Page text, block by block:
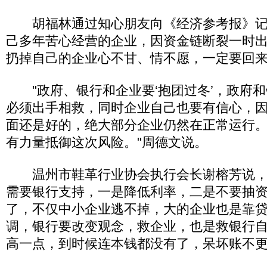
胡福林通过知心朋友向《经济参考报》
己多年苦心经营的企业，因资金链断裂一时
扔掉自己的企业心不甘、情不愿，一定要回
"政府、银行和企业要‘抱团过冬’，政府
必须出手相救，同时企业自己也要有信心，
面还是好的，绝大部分企业仍然在正常运行
有力量抵御这次风险。"周德文说。
温州市鞋革行业协会执行会长谢榕芳说
需要银行支持，一是降低利率，二是不要抽
了，不仅中小企业逃不掉，大的企业也是靠
调，银行要改变观念，救企业，也是救银行
高一点，到时候连本钱都没有了，呆坏账不